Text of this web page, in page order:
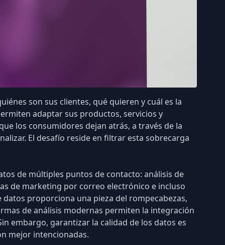
son sus clientes, qué quieren y cuál es la
adaptar sus productos, servicios y
los consumidores dejan atrás, a través de la
El desafío reside en filtrar esta sobrecarga
de múltiples puntos de contacto: análisis de
de marketing por correo electrónico e incluso
proporciona una pieza del rompecabezas,
de análisis modernas permiten la integración
embargo, garantizar la calidad de los datos es
mejor intencionadas.